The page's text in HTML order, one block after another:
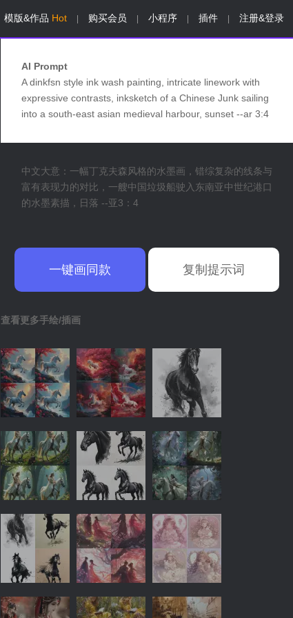
模版&作品 Hot 购买会员 小程序 插件 注册&登录
AI Prompt
A dinkfsn style ink wash painting, intricate linework with
expressive contrasts, inksketch of a Chinese Junk sailing
into a south-east asian medieval harbour, sunset --ar 3:4
中文大意：一幅丁克夫森风格的水墨画，错综复杂的线条与
富有表现力的对比，一艘中国垃圾船驶入东南亚中世纪港口
的水墨素描，日落 --亚3：4
一键画同款 复制提示词
查看更多手绘/插画